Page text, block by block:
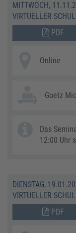
MITTWOCH,
VIRTUELLER
PDF
Online
Goetz
Das
12:00 Uhr
DIENSTAG,
VIRTUELLER
PDF